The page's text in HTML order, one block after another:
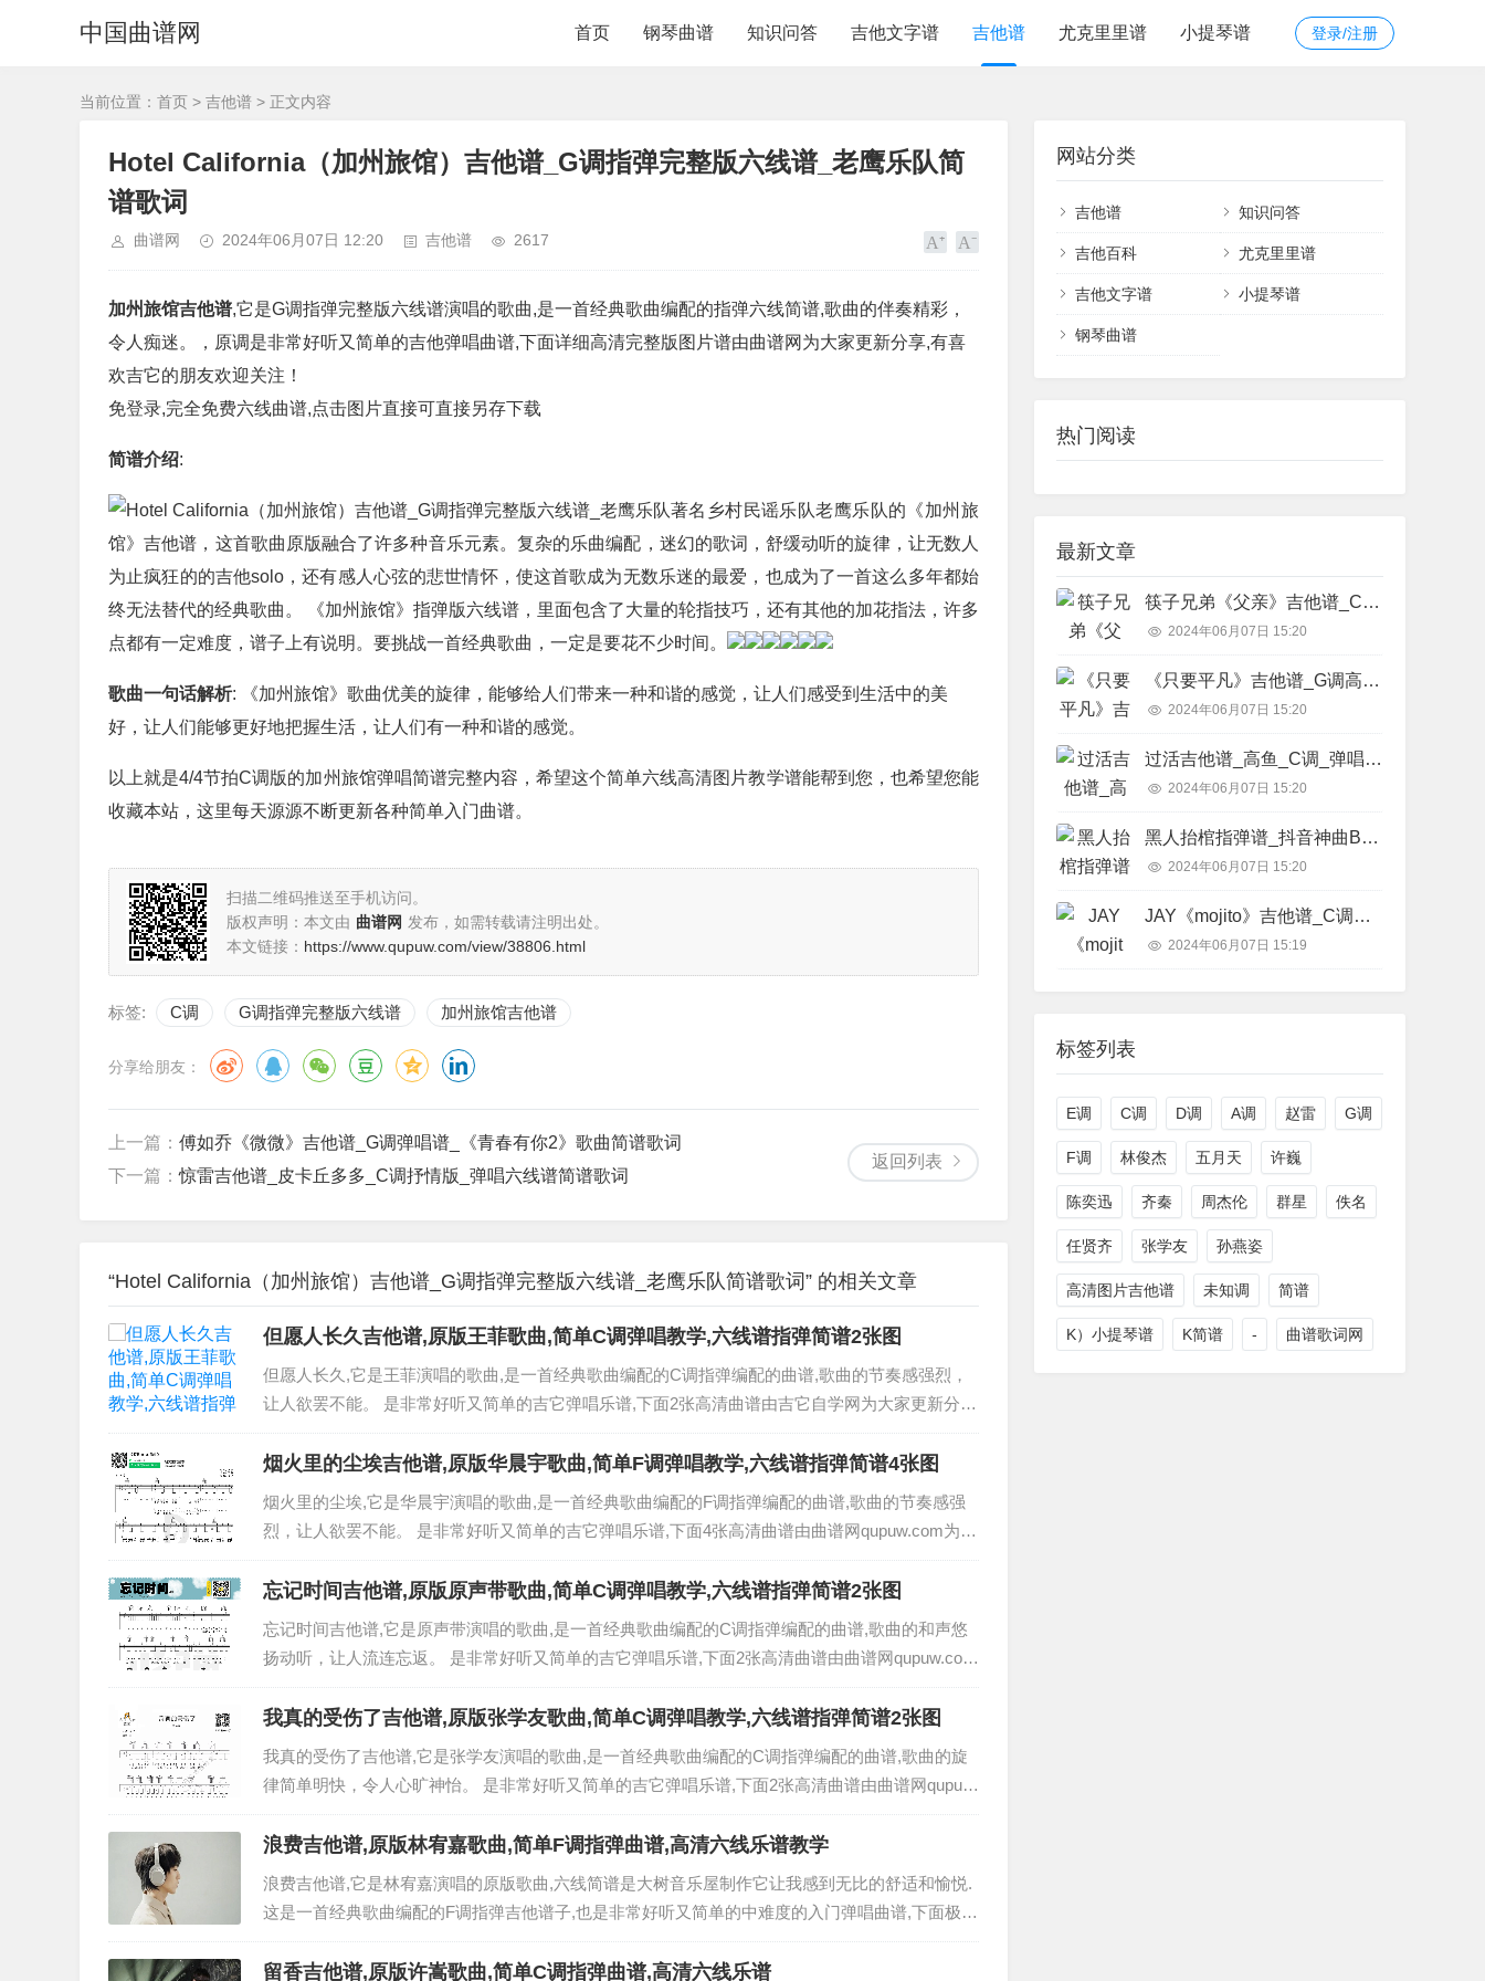
中国曲谱网 登录/注册
首页 钢琴曲谱 知识问答 吉他文字谱 吉他谱 尤克里里谱 小提琴谱
当前位置： 首页 > 吉他谱 > 正文内容
Hotel California（加州旅馆）吉他谱_G调指弹完整版六线谱_老鹰乐队简
谱歌词
曲谱网 2024年06月07日 12:20 吉他谱 2617
加州旅馆吉他谱,它是G调指弹完整版六线谱演唱的歌曲,是一首经典歌曲编配的指弹六线简谱,歌曲的伴奏精彩，
令人痴迷。，原调是非常好听又简单的吉他弹唱曲谱,下面详细高清完整版图片谱由曲谱网为大家更新分享,有喜
欢吉它的朋友欢迎关注！
免登录,完全免费六线曲谱,点击图片直接可直接另存下载
简谱介绍:
著名乡村民谣乐队老鹰乐队的《加州旅
馆》吉他谱，这首歌曲原版融合了许多种音乐元素。复杂的乐曲编配，迷幻的歌词，舒缓动听的旋律，让无数人
为止疯狂的的吉他solo，还有感人心弦的悲世情怀，使这首歌成为无数乐迷的最爱，也成为了一首这么多年都始
终无法替代的经典歌曲。 《加州旅馆》指弹版六线谱，里面包含了大量的轮指技巧，还有其他的加花指法，许多
点都有一定难度，谱子上有说明。要挑战一首经典歌曲，一定是要花不少时间。
歌曲一句话解析: 《加州旅馆》歌曲优美的旋律，能够给人们带来一种和谐的感觉，让人们感受到生活中的美
好，让人们能够更好地把握生活，让人们有一种和谐的感觉。
以上就是4/4节拍C调版的加州旅馆弹唱简谱完整内容，希望这个简单六线高清图片教学谱能帮到您，也希望您能
收藏本站，这里每天源源不断更新各种简单入门曲谱。
扫描二维码推送至手机访问。
版权声明：本文由 曲谱网 发布，如需转载请注明出处。
本文链接： https://www.qupuw.com/view/38806.html
标签: C调 G调指弹完整版六线谱 加州旅馆吉他谱
分享给朋友：
返回列表
上一篇： 傅如乔《微微》吉他谱_G调弹唱谱_《青春有你2》歌曲简谱歌词
下一篇：惊雷吉他谱_皮卡丘多多_C调抒情版_弹唱六线谱简谱歌词
“Hotel California（加州旅馆）吉他谱_G调指弹完整版六线谱_老鹰乐队简谱歌词” 的相关文章
但愿人长久吉他谱,原版王菲歌曲,简单C调弹唱教学,六线谱指弹简谱2张图
但愿人长久,它是王菲演唱的歌曲,是一首经典歌曲编配的C调指弹编配的曲谱,歌曲的节奏感强烈，
让人欲罢不能。 是非常好听又简单的吉它弹唱乐谱,下面2张高清曲谱由吉它自学网为大家更新分
享,有喜欢吉它的朋友欢迎关注！ 免登录,完全免费六线曲谱,点击图片直接可直接另存下载...
烟火里的尘埃吉他谱,原版华晨宇歌曲,简单F调弹唱教学,六线谱指弹简谱4张图
烟火里的尘埃,它是华晨宇演唱的歌曲,是一首经典歌曲编配的F调指弹编配的曲谱,歌曲的节奏感强
烈，让人欲罢不能。 是非常好听又简单的吉它弹唱乐谱,下面4张高清曲谱由曲谱网qupuw.com为大
家更新分享,有喜欢吉它的朋友欢迎关注！ 免登录,完全免费六线曲谱,点击图片直接可直接另存下
载...
忘记时间吉他谱,原版原声带歌曲,简单C调弹唱教学,六线谱指弹简谱2张图
忘记时间吉他谱,它是原声带演唱的歌曲,是一首经典歌曲编配的C调指弹编配的曲谱,歌曲的和声悠
扬动听，让人流连忘返。 是非常好听又简单的吉它弹唱乐谱,下面2张高清曲谱由曲谱网qupuw.com
为大家更新分享,有喜欢吉它的朋友欢迎关注！ 免登录,完全免费六线曲谱,点击图片直接可直接另存
下载...
我真的受伤了吉他谱,原版张学友歌曲,简单C调弹唱教学,六线谱指弹简谱2张图
我真的受伤了吉他谱,它是张学友演唱的歌曲,是一首经典歌曲编配的C调指弹编配的曲谱,歌曲的旋
律简单明快，令人心旷神怡。 是非常好听又简单的吉它弹唱乐谱,下面2张高清曲谱由曲谱网qupuw.
com为大家更新分享,有喜欢吉它的朋友欢迎关注！ 免登录,完全免费六线曲谱,点击图片直接可直接
另存下载...
浪费吉他谱,原版林宥嘉歌曲,简单F调指弹曲谱,高清六线乐谱教学
浪费吉他谱,它是林宥嘉演唱的原版歌曲,六线简谱是大树音乐屋制作它让我感到无比的舒适和愉悦.
这是一首经典歌曲编配的F调指弹吉他谱子,也是非常好听又简单的中难度的入门弹唱曲谱,下面极网
吉它谱为大家分享高清图片谱,有喜欢吉它的朋友欢迎关注！ 曲谱解析 《浪费吉他谱_林宥嘉_《浪
费》F调六线谱_...
留香吉他谱,原版许嵩歌曲,简单C调指弹曲谱,高清六线乐谱
网站分类
吉他谱 知识问答
吉他百科 尤克里里谱
吉他文字谱 小提琴谱
钢琴曲谱
热门阅读
最新文章
筷子兄弟《父亲》吉他谱_C调精华版_吉他教学视频简谱歌词
2024年06月07日 15:20
《只要平凡》吉他谱_G调高清弹唱六线谱_张碧晨,张杰简谱歌词
2024年06月07日 15:20
过活吉他谱_高鱼_C调_弹唱六线谱简谱歌词
2024年06月07日 15:20
黑人抬棺指弹谱_抖音神曲BGM_原版弹唱吉他独奏谱简谱歌词
2024年06月07日 15:20
JAY《mojito》吉他谱_C调弹唱六线谱_拍弦高清图片谱_周杰伦简谱歌词
2024年06月07日 15:19
标签列表
E调 C调 D调 A调 赵雷 G调
F调 林俊杰 五月天 许巍
陈奕迅 齐秦 周杰伦 群星 佚名
任贤齐 张学友 孙燕姿
高清图片吉他谱 未知调 简谱
K）小提琴谱 K简谱 - 曲谱歌词网